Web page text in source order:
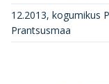
12.2013, kogumikus
Prantsusmaa